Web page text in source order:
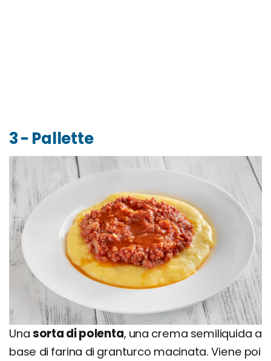
3 - Pallette
Una sorta di polenta, una crema semiliquida a
base di farina di granturco macinata. Viene poi